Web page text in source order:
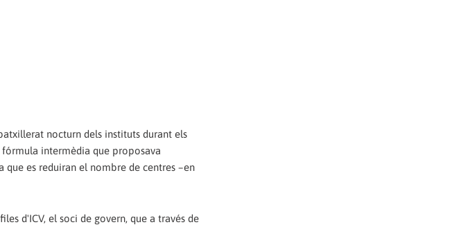
nocturn dels instituts durant els
intermèdia que proposava
es reduiran el nombre de centres –en
d'ICV, el soci de govern, que a través de